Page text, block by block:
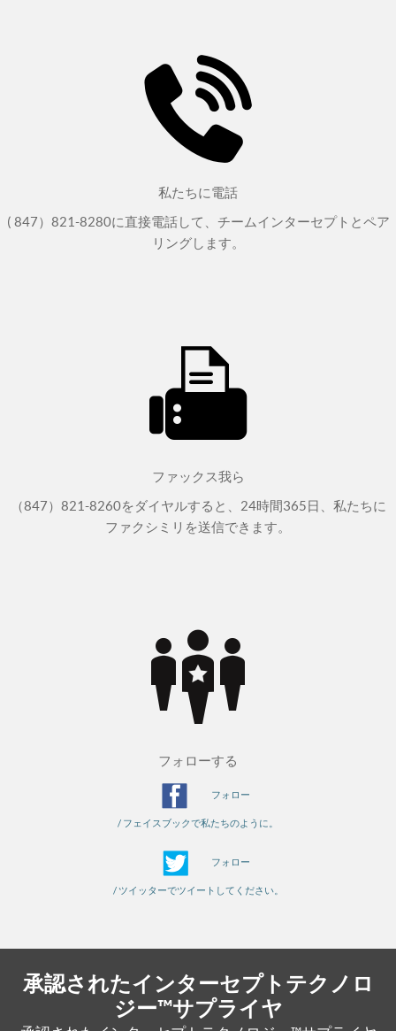
私たちに電話
( 847）821-8280に直接電話して、チームインターセプトとペア
リングします。
ファックス我ら
（847）821-8260をダイヤルすると、24時間365日、私たちに
ファクシミリを送信できます。
フォローする
フォロー
/ フェイスブックで私たちのように。
フォロー
/ ツイッターでツイートしてください。
承認されたインターセプトテクノロ
ジー™サプライヤ